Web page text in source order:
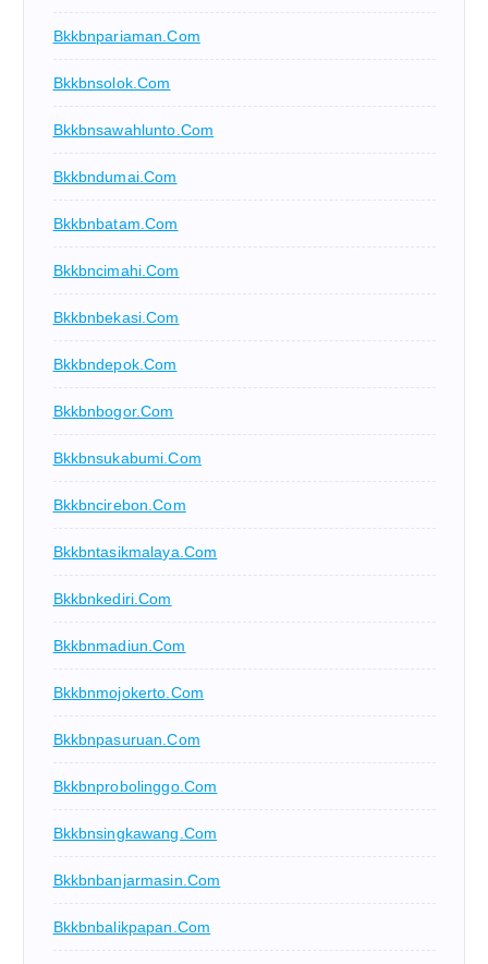
Bkkbnpariaman.com
Bkkbnsolok.com
Bkkbnsawahlunto.com
Bkkbndumai.com
Bkkbnbatam.com
Bkkbncimahi.com
Bkkbnbekasi.com
Bkkbndepok.com
Bkkbnbogor.com
Bkkbnsukabumi.com
Bkkbncirebon.com
Bkkbntasikmalaya.com
Bkkbnkediri.com
Bkkbnmadiun.com
Bkkbnmojokerto.com
Bkkbnpasuruan.com
Bkkbnprobolinggo.com
Bkkbnsingkawang.com
Bkkbnbanjarmasin.com
Bkkbnbalikpapan.com